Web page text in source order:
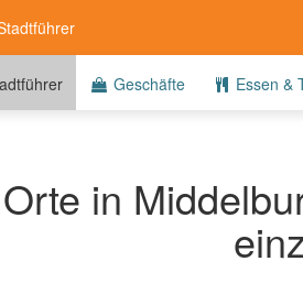
Geschäfte Essen &
in